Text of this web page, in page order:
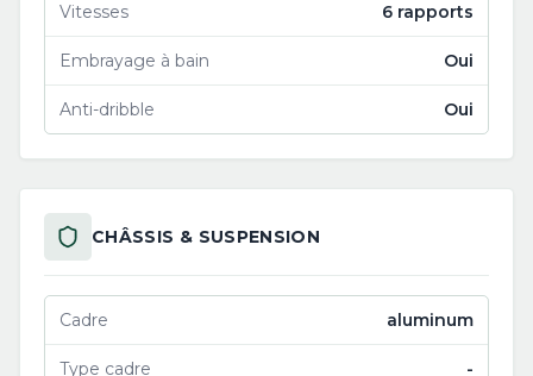
Vitesses 6 rapports
Embrayage à bain Oui
Anti-dribble Oui
CHÂSSIS & SUSPENSION
Cadre aluminum
Type cadre -